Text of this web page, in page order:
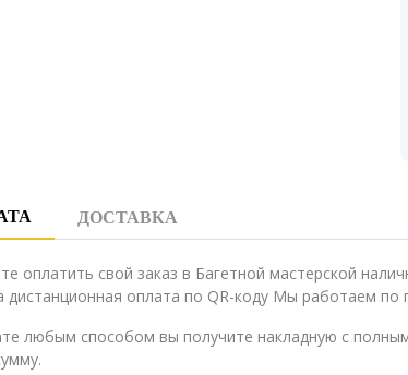
ДОСТАВКА
оплатить свой заказ в Багетной мастерской
дистанционная оплата по QR-коду Мы работаем по
любым способом вы получите накладную с